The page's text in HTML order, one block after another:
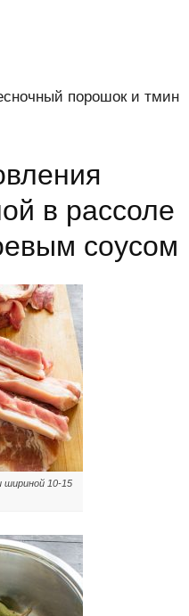
порошок и тмин
в рассоле
соусом
шириной 10-15